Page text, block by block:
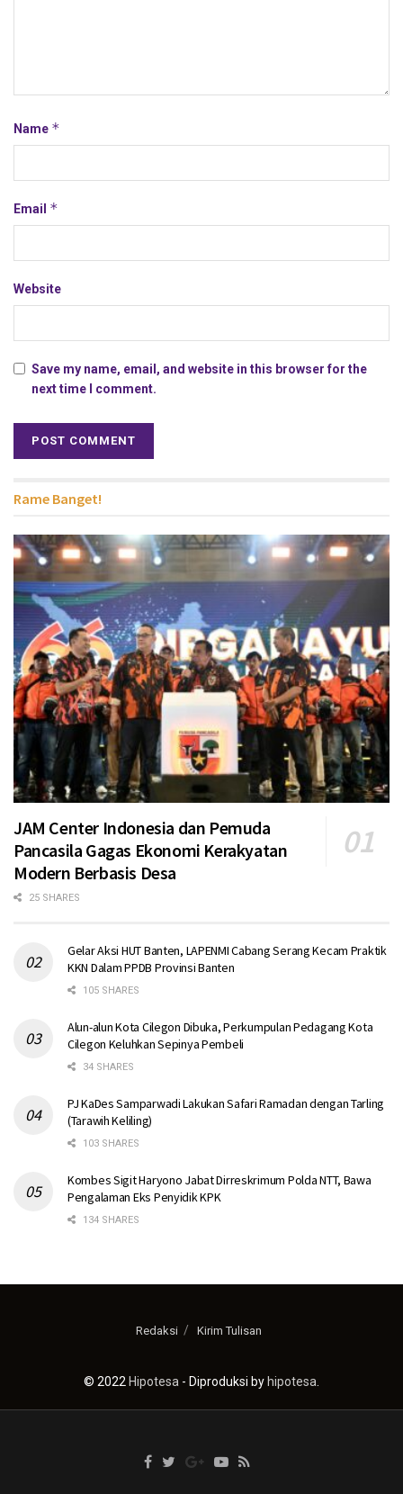
Name *
Email *
Website
Save my name, email, and website in this browser for the
next time I comment.
Rame Banget!
JAM Center Indonesia dan Pemuda
Pancasila Gagas Ekonomi Kerakyatan
Modern Berbasis Desa
25 SHARES
Gelar Aksi HUT Banten, LAPENMI Cabang Serang Kecam Praktik
KKN Dalam PPDB Provinsi Banten
105 SHARES
Alun-alun Kota Cilegon Dibuka, Perkumpulan Pedagang Kota
Cilegon Keluhkan Sepinya Pembeli
34 SHARES
PJ KaDes Samparwadi Lakukan Safari Ramadan dengan Tarling
(Tarawih Keliling)
103 SHARES
Kombes Sigit Haryono Jabat Dirreskrimum Polda NTT, Bawa
Pengalaman Eks Penyidik KPK
134 SHARES
Redaksi Kirim Tulisan
© 2022 Hipotesa - Diproduksi by hipotesa.